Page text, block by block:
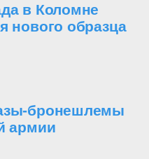
в Коломне
нового образца
бронешлемы
армии